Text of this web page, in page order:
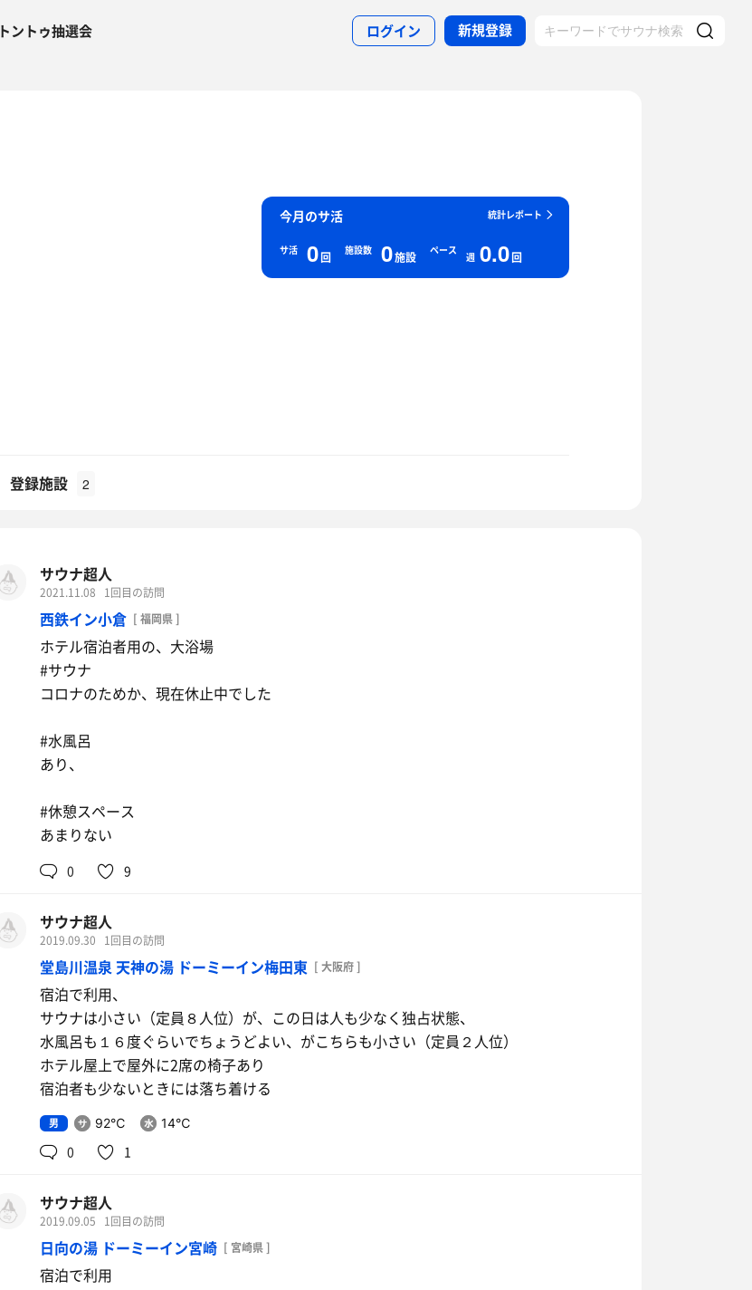
トントゥ抽選会 ログイン 新規登録
統計レポート
今月のサ活
サ活 0回 施設数 0施設 ペース
週 0.0回
登録施設 2
サウナ超人
2021.11.08 1回目の訪問
西鉄イン小倉 [ 福岡県 ]
ホテル宿泊者用の、大浴場
#サウナ
コロナのためか、現在休止中でした
#水風呂
あり、
#休憩スペース
あまりない
0 9
サウナ超人
2019.09.30 1回目の訪問
堂島川温泉 天神の湯 ドーミーイン梅田東 [ 大阪府 ]
宿泊で利用、
サウナは小さい（定員８人位）が、この日は人も少なく独占状態、
水風呂も１６度ぐらいでちょうどよい、がこちらも小さい（定員２人位）
ホテル屋上で屋外に2席の椅子あり
宿泊者も少ないときには落ち着ける
男 92℃ 14℃
0 1
サウナ超人
2019.09.05 1回目の訪問
日向の湯 ドーミーイン宮崎 [ 宮崎県 ]
宿泊で利用